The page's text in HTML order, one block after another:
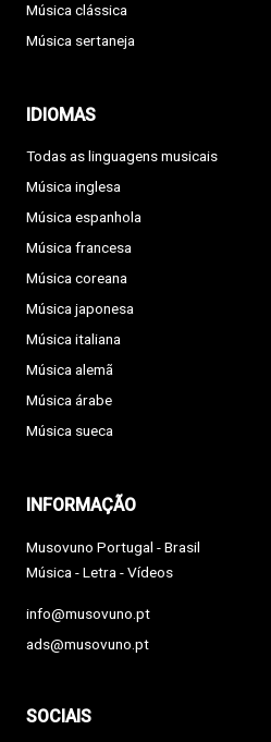
Música clássica
Música sertaneja
IDIOMAS
Todas as linguagens musicais
Música inglesa
Música espanhola
Música francesa
Música coreana
Música japonesa
Música italiana
Música alemã
Música árabe
Música sueca
INFORMAÇÃO
Musovuno Portugal - Brasil
Música - Letra - Vídeos
info@musovuno.pt
ads@musovuno.pt
SOCIAIS